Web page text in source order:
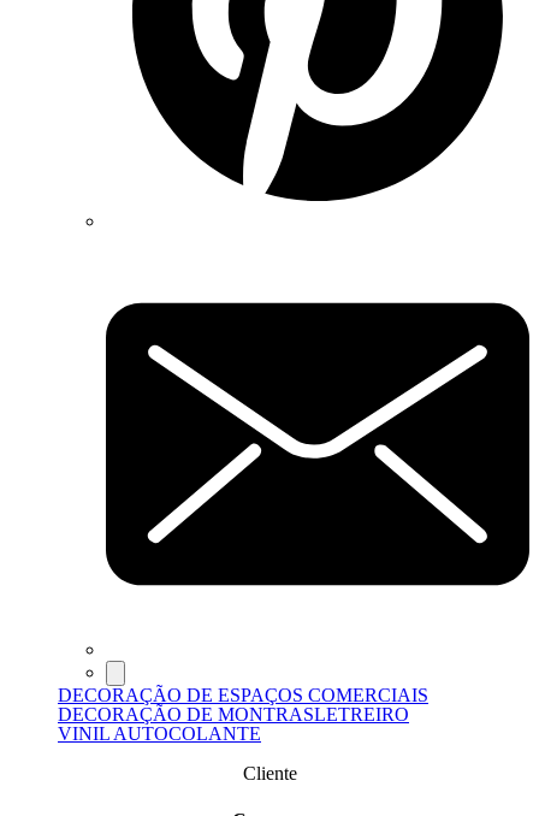
DECORAÇÃO DE ESPAÇOS COMERCIAIS
DECORAÇÃO DE MONTRASLETREIRO
VINIL AUTOCOLANTE
Cliente